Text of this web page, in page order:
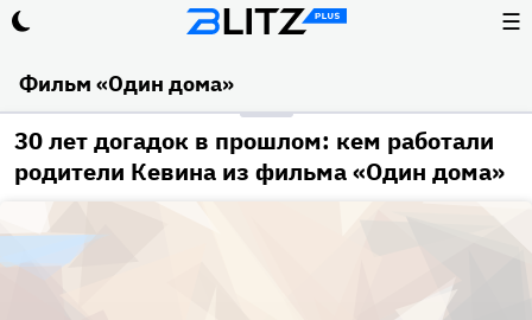
☰
Фильм «Один дома»
30 лет догадок в прошлом: кем работали
родители Кевина из фильма «Один дома»